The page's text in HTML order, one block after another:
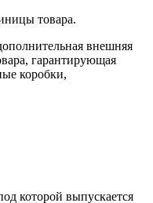
товара.
внешняя
гарантирующая
коробки,
которой выпускается